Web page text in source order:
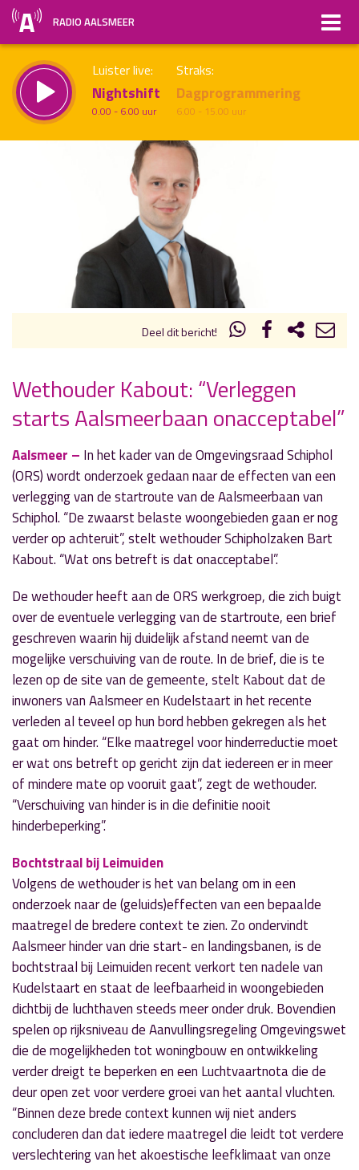
RADIO AALSMEER
Luister live:
Nightshift
0.00 - 6.00 uur
Straks:
Dagprogrammering
6.00 - 15.00 uur
uur 1 van x
Deel dit bericht!
« Vorig nieuwsbericht
Cadeaubonnen om energie te besparen
19 januari 2021
» Volgend nieuwsbericht
Realtime inzicht in vliegbewegingen
20 januari 2021
Wethouder Kabout: “Verleggen
starts Aalsmeerbaan onacceptabel”
Aalsmeer – In het kader van de Omgevingsraad Schiphol
(ORS) wordt onderzoek gedaan naar de effecten van een
verlegging van de startroute van de Aalsmeerbaan van
Schiphol. “De zwaarst belaste woongebieden gaan er nog
verder op achteruit”, stelt wethouder Schipholzaken Bart
Kabout. “Wat ons betreft is dat onacceptabel”.
De wethouder heeft aan de ORS werkgroep, die zich buigt
over de eventuele verlegging van de startroute, een brief
geschreven waarin hij duidelijk afstand neemt van de
mogelijke verschuiving van de route. In de brief, die is te
lezen op de site van de gemeente, stelt Kabout dat de
inwoners van Aalsmeer en Kudelstaart in het recente
verleden al teveel op hun bord hebben gekregen als het
gaat om hinder. “Elke maatregel voor hinderreductie moet
er wat ons betreft op gericht zijn dat iedereen er in meer
of mindere mate op vooruit gaat”, zegt de wethouder.
“Verschuiving van hinder is in die definitie nooit
hinderbeperking”.
Bochtstraal bij Leimuiden
Volgens de wethouder is het van belang om in een
onderzoek naar de (geluids)effecten van een bepaalde
maatregel de bredere context te zien. Zo ondervindt
Aalsmeer hinder van drie start- en landingsbanen, is de
bochtstraal bij Leimuiden recent verkort ten nadele van
Kudelstaart en staat de leefbaarheid in woongebieden
dichtbij de luchthaven steeds meer onder druk. Bovendien
spelen op rijksniveau de Aanvullingsregeling Omgevingswet
die de mogelijkheden tot woningbouw en ontwikkeling
verder dreigt te beperken en een Luchtvaartnota die de
deur open zet voor verdere groei van het aantal vluchten.
“Binnen deze brede context kunnen wij niet anders
concluderen dan dat iedere maatregel die leidt tot verdere
verslechtering van het akoestische leefklimaat van onze